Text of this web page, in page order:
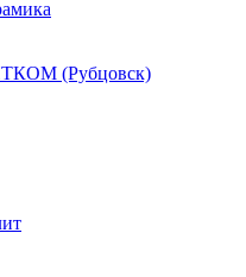
(Рубцовск)